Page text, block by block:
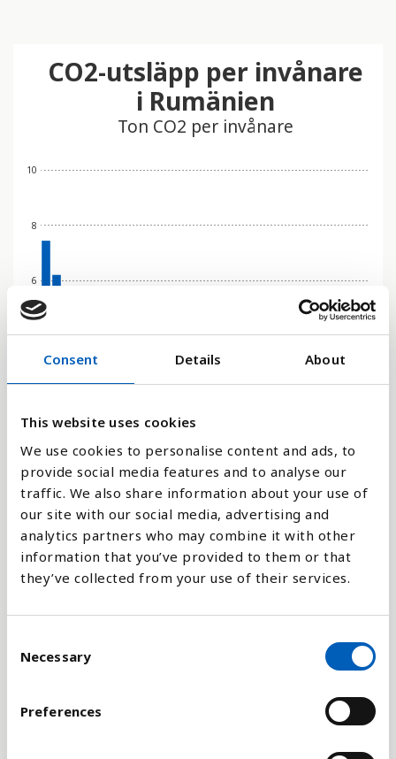
Consent Details About
This website uses cookies
We use cookies to personalise content and ads, to
provide social media features and to analyse our
traffic. We also share information about your use of
our site with our social media, advertising and
analytics partners who may combine it with other
information that you’ve provided to them or that
they’ve collected from your use of their services.
Necessary
Preferences
0
4
6
8
10
199019911992 19931994199519961997 19981999200020012002200320042005200620072008200920102011201220132014201520162017 20182019
CO2-utsläpp per invånare
i Rumänien
Ton CO2 per invånare
Stapeldiagram
Linje
Platt
Jämför med: